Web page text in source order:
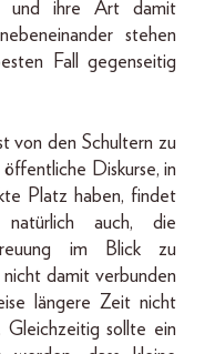
und ihre Art damit
stehen
Fall gegenseitig
von den Schultern zu
Diskurse, in
Platz haben, findet
auch, die
im Blick zu
nicht damit verbunden
längere Zeit nicht
Gleichzeitig sollte ein